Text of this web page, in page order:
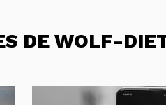
DE WOLF-